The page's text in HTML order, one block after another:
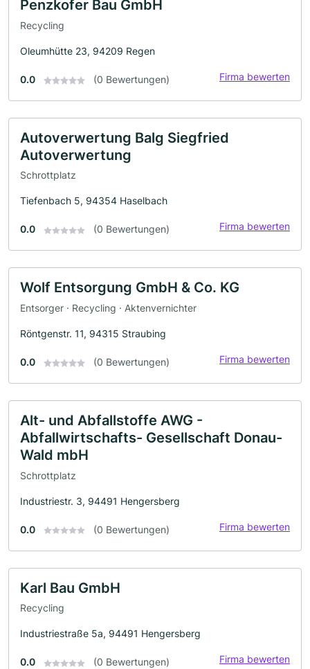
Penzkofer Bau GmbH
Recycling
Oleumhütte 23, 94209 Regen
0.0 (0 Bewertungen) Firma bewerten
Autoverwertung Balg Siegfried
Autoverwertung
Schrottplatz
Tiefenbach 5, 94354 Haselbach
0.0 (0 Bewertungen) Firma bewerten
Wolf Entsorgung GmbH & Co. KG
Entsorger · Recycling · Aktenvernichter
Röntgenstr. 11, 94315 Straubing
0.0 (0 Bewertungen) Firma bewerten
Alt- und Abfallstoffe AWG -
Abfallwirtschafts- Gesellschaft Donau-
Wald mbH
Schrottplatz
Industriestr. 3, 94491 Hengersberg
0.0 (0 Bewertungen) Firma bewerten
Karl Bau GmbH
Recycling
Industriestraße 5a, 94491 Hengersberg
0.0 (0 Bewertungen) Firma bewerten